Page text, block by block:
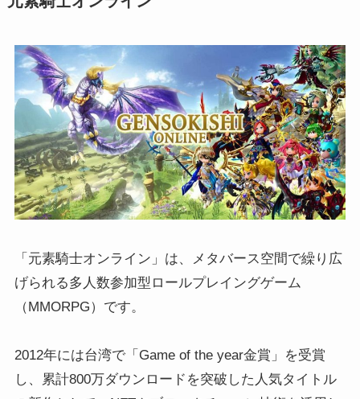
「元素騎士オンライン」は、メタバース空間で繰り広
げられる多人数参加型ロールプレイングゲーム
（MMORPG）です。
2012年には台湾で「Game of the year金賞」を受賞
し、累計800万ダウンロードを突破した人気タイトル